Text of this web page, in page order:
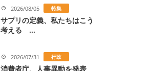
2026/08/05 特集
サプリの定義、私たちはこう
考える ...
2026/07/31 行政
消費者庁、人事異動を発表